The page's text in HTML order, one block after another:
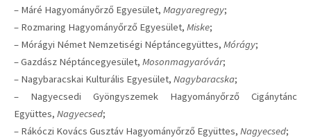
– Máré Hagyományőrző Egyesület, Magyaregregy;
– Rozmaring Hagyományőrző Egyesület, Miske;
– Mórágyi Német Nemzetiségi Néptáncegyüttes, Mórágy;
– Gazdász Néptáncegyesület, Mosonmagyaróvár;
– Nagybaracskai Kulturális Egyesület, Nagybaracska;
– Nagyecsedi Gyöngyszemek Hagyományőrző Cigánytánc
Együttes, Nagyecsed;
– Rákóczi Kovács Gusztáv Hagyományőrző Együttes, Nagyecsed;